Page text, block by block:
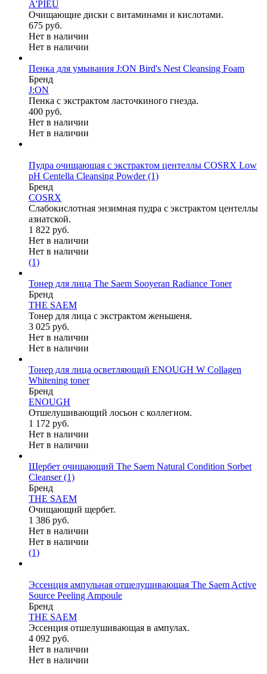
A'PIEU
Очищающие диски с витаминами и кислотами.
675 руб.
Нет в наличии
Нет в наличии
Пенка для умывания J:ON Bird's Nest Cleansing Foam
Бренд
J:ON
Пенка с экстрактом ласточкиного гнезда.
400 руб.
Нет в наличии
Нет в наличии
Пудра очищающая с экстрактом центеллы COSRX Low
pH Centella Cleansing Powder(1)
Бренд
COSRX
Слабокислотная энзимная пудра с экстрактом центеллы
азиатской.
1 822 руб.
Нет в наличии
Нет в наличии
(1)
Тонер для лица The Saem Sooyeran Radiance Toner
Бренд
THE SAEM
Тонер для лица с экстрактом женьшеня.
3 025 руб.
Нет в наличии
Нет в наличии
Тонер для лица осветляющий ENOUGH W Collagen
Whitening toner
Бренд
ENOUGH
Отшелушивающий лосьон с коллегном.
1 172 руб.
Нет в наличии
Нет в наличии
Щербет очищающий The Saem Natural Condition Sorbet
Cleanser(1)
Бренд
THE SAEM
Очищающий щербет.
1 386 руб.
Нет в наличии
Нет в наличии
(1)
Эссенция ампульная отшелушивающая The Saem Active
Source Peeling Ampoule
Бренд
THE SAEM
Эссенция отшелушивающая в ампулах.
4 092 руб.
Нет в наличии
Нет в наличии